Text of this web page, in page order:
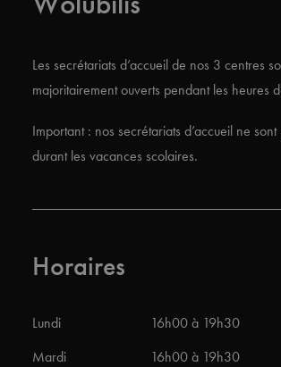
Les secrétariats d’accueil de nos 3 centres
majoritairement ouverts pendant les heures
Important : nos secrétariats d’accueil ne sont
durant les vacances scolaires.
Horaires
Lundi
Mardi
16h00 à 19h30
16h00 à 19h30